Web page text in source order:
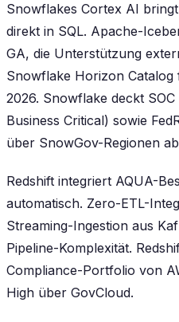
Snowflakes Cortex AI
direkt in SQL. Apache-
GA, die Unterstützung
Snowflake Horizon
2026. Snowflake deckt
Business Critical) sowie
über SnowGov-Regionen
Redshift integriert AQUA-
automatisch. Zero-ETL-
Streaming-Ingestion aus
Pipeline-Komplexität.
Compliance-Portfolio von
High über GovCloud.